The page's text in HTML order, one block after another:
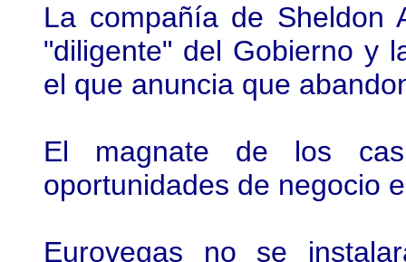
La compañía de Sheldon
"diligente" del Gobierno y
el que anuncia que
El magnate de los
oportunidades de negocio
Eurovegas no se